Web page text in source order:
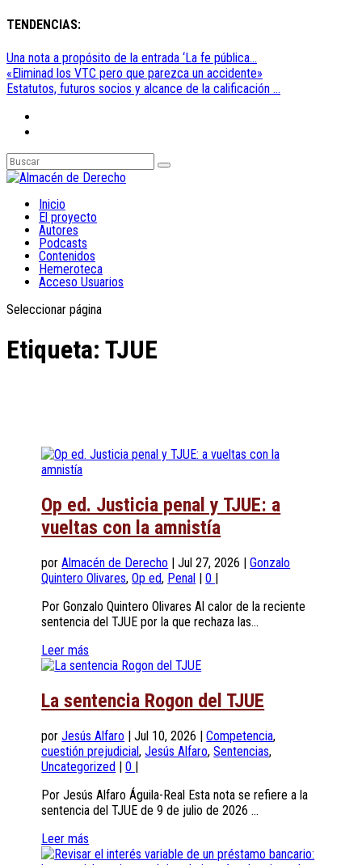
TENDENCIAS:
Una nota a propósito de la entrada ‘La fe pública...
«Eliminad los VTC pero que parezca un accidente»
Estatutos, futuros socios y alcance de la calificación ...
Inicio
El proyecto
Autores
Podcasts
Contenidos
Hemeroteca
Acceso Usuarios
Seleccionar página
Etiqueta: TJUE
Op ed. Justicia penal y TJUE: a
vueltas con la amnistía
porAlmacén de Derecho |Jul 27, 2026 |Gonzalo
Quintero Olivares,Op ed, Penal |0
Por Gonzalo Quintero Olivares Al calor de la reciente
sentencia del TJUE por la que rechaza las...
Leer más
La sentencia Rogon del TJUE
porJesús Alfaro |Jul 10, 2026 |Competencia,
cuestión prejudicial,Jesús Alfaro,Sentencias,
Uncategorized |0 |
Por Jesús Alfaro Águila-Real Esta nota se refiere a la
sentencia del TJUE de 9 de julio de 2026 ...
Leer más